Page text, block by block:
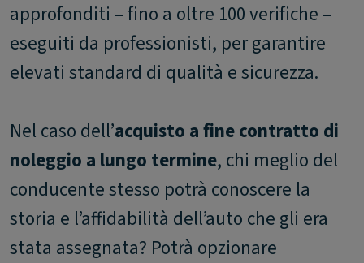
approfonditi – fino a oltre 100 verifiche –
eseguiti da professionisti, per garantire
elevati standard di qualità e sicurezza.
Nel caso dell’acquisto a fine contratto di
noleggio a lungo termine, chi meglio del
conducente stesso potrà conoscere la
storia e l’affidabilità dell’auto che gli era
stata assegnata? Potrà opzionare